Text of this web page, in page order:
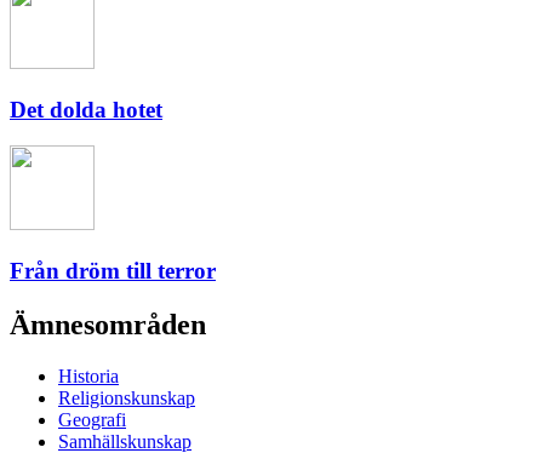
Det dolda hotet
Från dröm till terror
Ämnesområden
Historia
Religionskunskap
Geografi
Samhällskunskap